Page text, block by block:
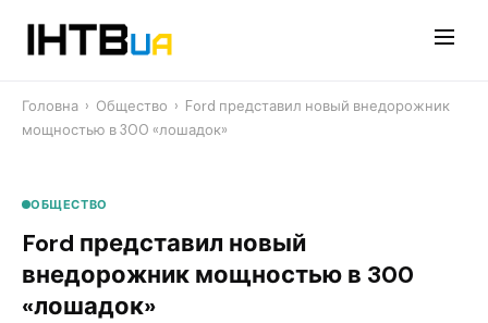
Головна › Общество › Ford представил новый внедорожник
мощностью в 300 «лошадок»
ОБЩЕСТВО
Ford представил новый
внедорожник мощностью в 300
«лошадок»